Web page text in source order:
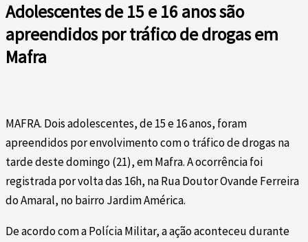
Adolescentes de 15 e 16 anos são
apreendidos por tráfico de drogas em
Mafra
MAFRA. Dois adolescentes, de 15 e 16 anos, foram
apreendidos por envolvimento com o tráfico de drogas na
tarde deste domingo (21), em Mafra. A ocorrência foi
registrada por volta das 16h, na Rua Doutor Ovande Ferreira
do Amaral, no bairro Jardim América.
De acordo com a Polícia Militar, a ação aconteceu durante